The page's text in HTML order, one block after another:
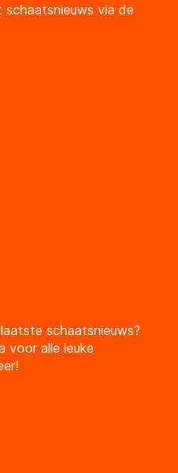
via de
schaatsnieuws?
voor alle leuke